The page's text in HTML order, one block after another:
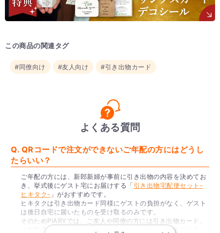
この商品の関連タグ
#同僚向け #友人向け #引き出物カード
よくある質問
Q. QRコードで注文ができないご年配の方にはどうし
たらいい？
ご年配の方には、新郎新婦が事前に引き出物の内容を決めてお
き、挙式後にゲスト宅にお届けする「引き出物宅配便セット-
ヒキタク- 」がおすすめです。
ヒキタクは引き出物カード同様にゲストの負担がなく、ゲスト
は後日自宅に届いたものを受け取るのみです。
そのためPIARYでは、ご友人や同僚の方には引き出物カード、
ご年配者や目上の方にはヒキタクというように、ゲストに合わ